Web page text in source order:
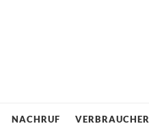
NACHRUF VERBRAUCHER